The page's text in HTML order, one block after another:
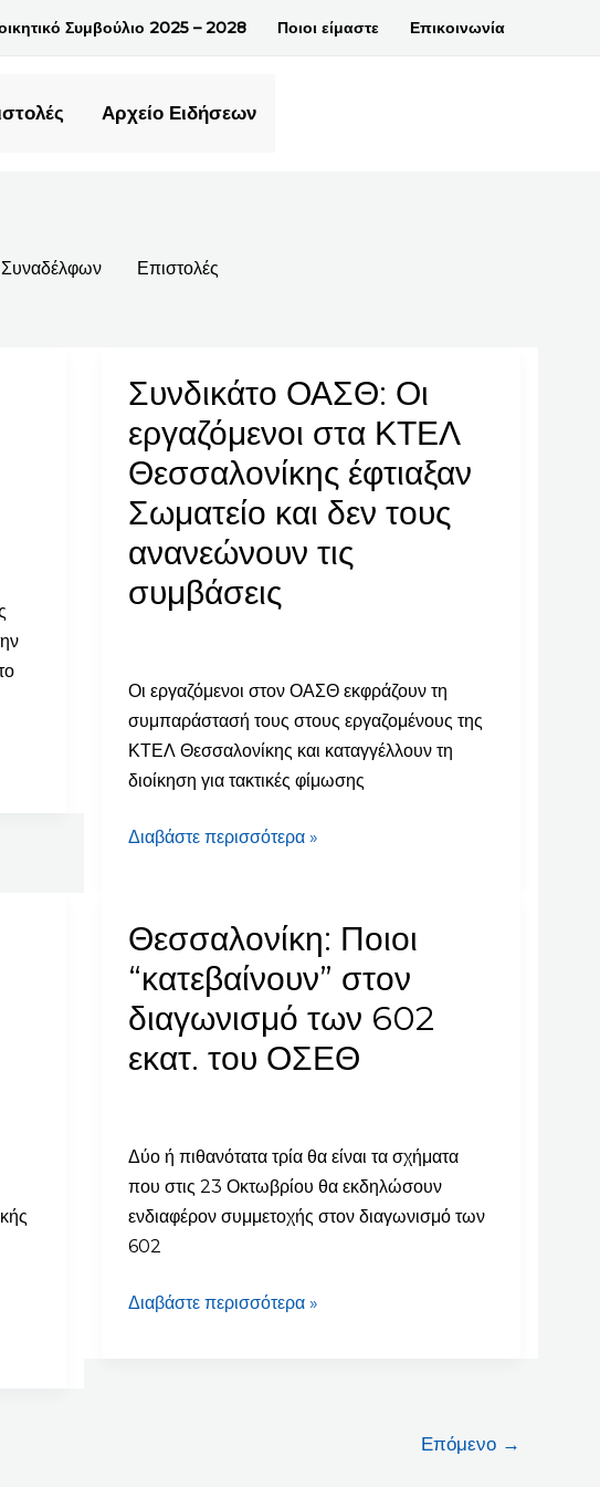
Συμβούλιο 2025 – 2028 Ποιοι είμαστε Επικοινωνία
Αρχείο Ειδήσεων
Επιστολές
Συνδικάτο ΟΑΣΘ: Οι
εργαζόμενοι στα ΚΤΕΛ
Θεσσαλονίκης έφτιαξαν
Σωματείο και δεν τους
ανανεώνουν τις
συμβάσεις
Οι εργαζόμενοι στον ΟΑΣΘ εκφράζουν τη
συμπαράστασή τους στους εργαζομένους της
ΚΤΕΛ Θεσσαλονίκης και καταγγέλλουν τη
διοίκηση για τακτικές φίμωσης
Συνδικάτο
Οι
εργαζόμενοι
στα
Θεσσαλονίκης
έφτιαξαν
δεν
τους
ανανεώνουν
τις
Διαβάστε περισσότερα »
Θεσσαλονίκη: Ποιοι
“κατεβαίνουν” στον
διαγωνισμό των 602
εκατ. του ΟΣΕΘ
Δύο ή πιθανότατα τρία θα είναι τα σχήματα
που στις 23 Οκτωβρίου θα εκδηλώσουν
ενδιαφέρον συμμετοχής στον διαγωνισμό των
602
Θεσσαλονίκη:
Ποιοι
“κατεβαίνουν”
στον
διαγωνισμό
Διαβάστε περισσότερα »
Επόμενο →